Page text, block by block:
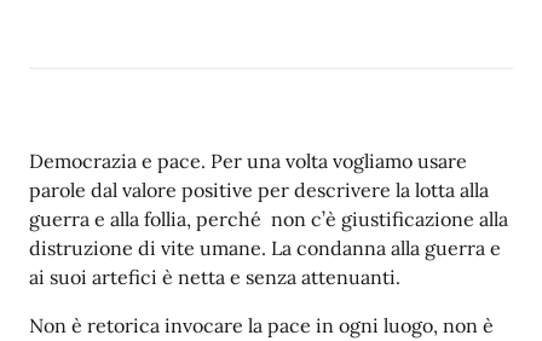
Democrazia e pace. Per una volta vogliamo usare
parole dal valore positive per descrivere la lotta alla
guerra e alla follia, perché non c’è giustificazione alla
distruzione di vite umane. La condanna alla guerra e
ai suoi artefici è netta e senza attenuanti.
Non è retorica invocare la pace in ogni luogo, non è